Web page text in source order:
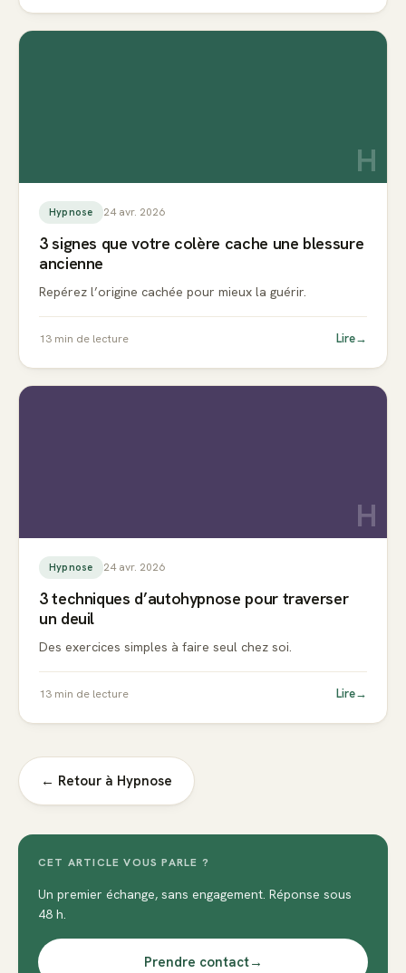
H
Hypnose 24 avr. 2026
3 signes que votre colère cache une blessure
ancienne
Repérez l’origine cachée pour mieux la guérir.
13 min de lecture Lire→
H
Hypnose 24 avr. 2026
3 techniques d’autohypnose pour traverser
un deuil
Des exercices simples à faire seul chez soi.
13 min de lecture Lire→
← Retour à Hypnose
CET ARTICLE VOUS PARLE ?
Un premier échange, sans engagement. Réponse sous
48 h.
Prendre contact→